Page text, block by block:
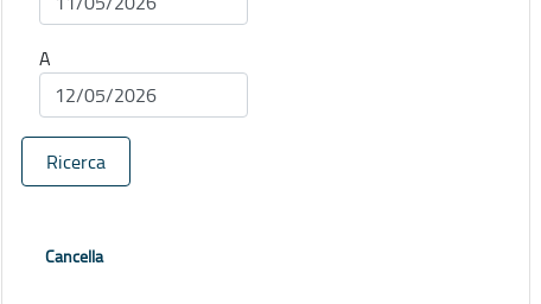
A
Ricerca
Cancella